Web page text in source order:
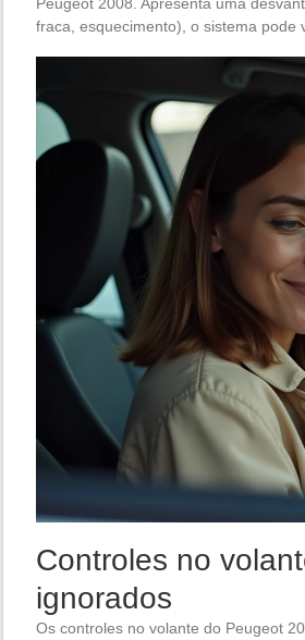
fraca, esquecimento), o sistema pode
Controles no
ignorados
Os controles no volante do Peugeot